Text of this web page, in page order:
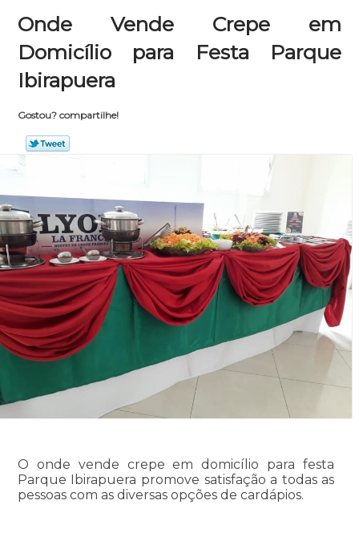
Onde Vende Crepe em
Domicílio para Festa Parque
Ibirapuera
Gostou? compartilhe!
O onde vende crepe em domicílio para festa
Parque Ibirapuera promove satisfação a todas as
pessoas com as diversas opções de cardápios.